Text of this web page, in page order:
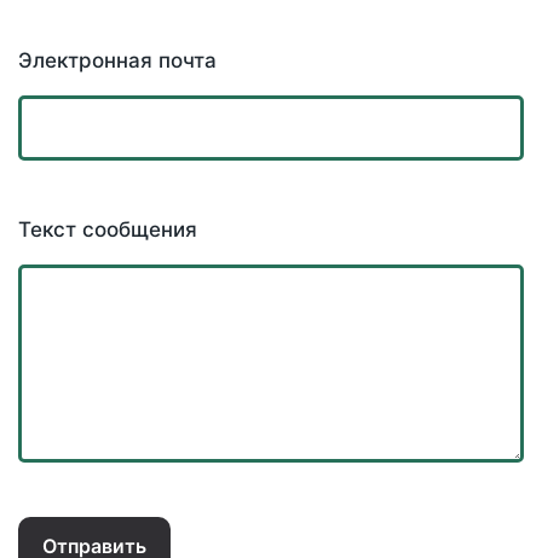
Электронная почта
Текст сообщения
Отправить